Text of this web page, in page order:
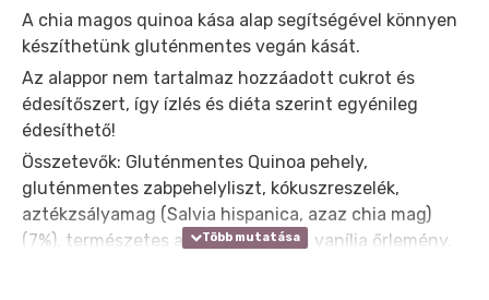
A chia magos quinoa kása alap segítségével könnyen
készíthetünk gluténmentes vegán kását.
Az alappor nem tartalmaz hozzáadott cukrot és
édesítőszert, így ízlés és diéta szerint egyénileg
édesíthető!
Összetevők: Gluténmentes Quinoa pehely,
gluténmentes zabpehelyliszt, kókuszreszelék,
aztékzsályamag (Salvia hispanica, azaz chia mag)
(7%), természetes aromák, bourbon vanília őrlemény.